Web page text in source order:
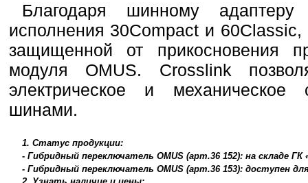
Благодаря шинному
исполнения 30Compact и 60Classic,
защищенной от прикосновения
модуля OMUS. Crosslink
электрическое и
шинами.
1. Статус продукции:
- Гибридный переключатель OMUS (арт.36 152): на складе
- Гибридный переключатель OMUS (арт.36 153): доступен